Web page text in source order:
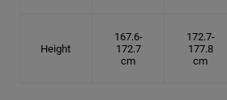
Height
167.6-
172.7
cm
172.7-
177.8
cm